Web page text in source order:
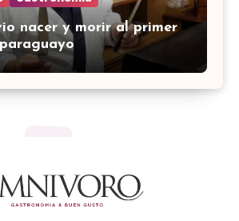
nacer y morir al primer